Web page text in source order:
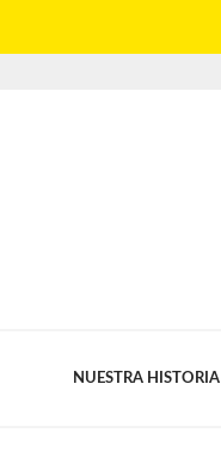
NUESTRA HISTORIA